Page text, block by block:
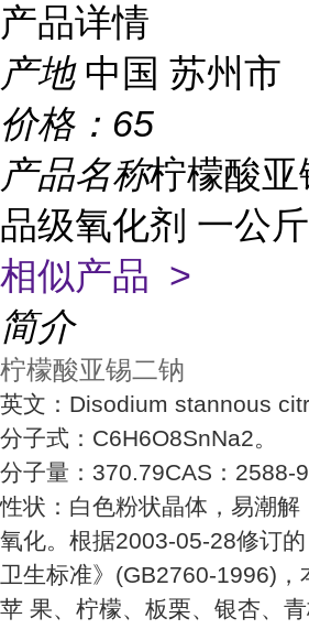
产品详情
产地 中国 苏州市
价格： 65
产品名称柠檬酸亚
品级氧化剂 一公
相似产品 >
简介
柠檬酸亚锡二钠
英文：Disodium stannous
分子式：C6H6O8SnNa2。
分子量：370.79CAS：2588-
性状：白色粉状晶体，易潮解
氧化。根据2003-05-28修订
卫生标准》(GB2760-1996)，
苹 果、柠檬、板栗、银杏、青